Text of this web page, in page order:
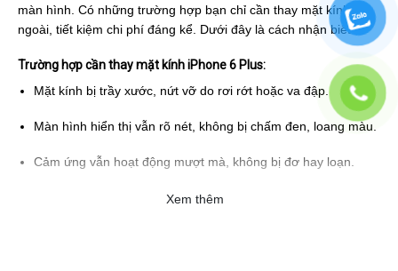
màn hình. Có những trường hợp bạn chỉ cần thay mặt kính
ngoài, tiết kiệm chi phí đáng kể. Dưới đây là cách nhận biết:
Trường hợp cần thay mặt kính iPhone 6 Plus:
Mặt kính bị trầy xước, nứt vỡ do rơi rớt hoặc va đập.
Màn hình hiển thị vẫn rõ nét, không bị chấm đen, loang màu.
Cảm ứng vẫn hoạt động mượt mà, không bị đơ hay loạn.
Khi có các dấu hiệu trên, bạn chỉ cần
Xem thêm